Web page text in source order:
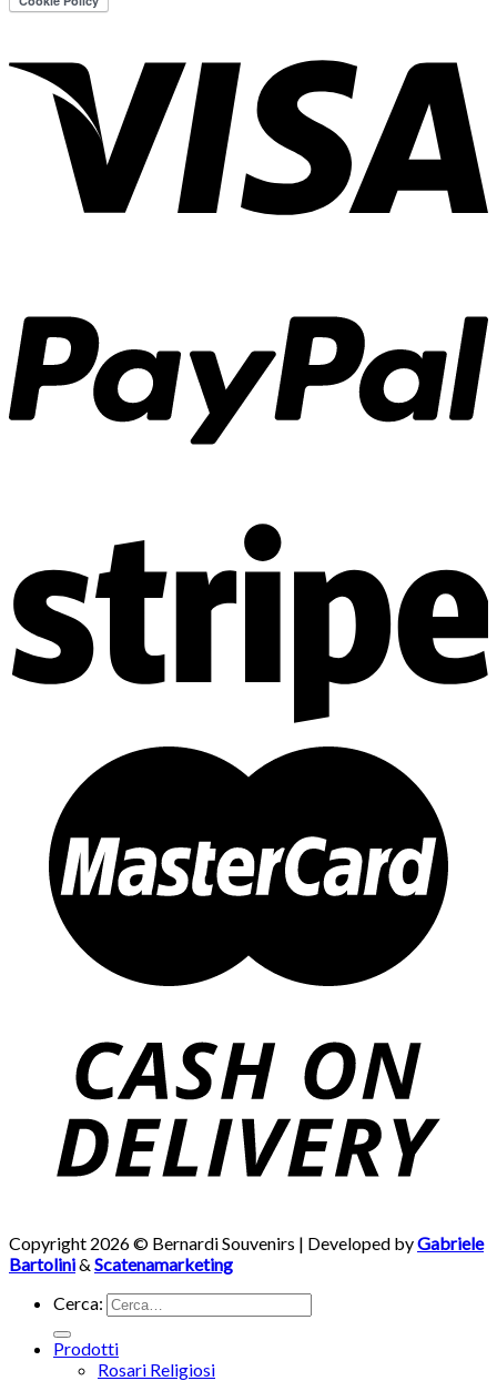
Copyright 2026 © Bernardi Souvenirs | Developed byGabriele
Bartolini& Scatenamarketing
Cerca:
Prodotti
Rosari Religiosi